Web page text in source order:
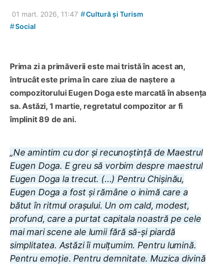
01 mart. 2026, 11:47 #Cultură și Turism
#Social
Prima zi a primăverii este mai tristă în acest an,
întrucât este prima în care ziua de naștere a
compozitorului Eugen Doga este marcată în absența
sa. Astăzi, 1 martie, regretatul compozitor ar fi
împlinit 89 de ani.
„Ne amintim cu dor și recunoștință de Maestrul
Eugen Doga. E greu să vorbim despre maestrul
Eugen Doga la trecut. (...) Pentru Chișinău,
Eugen Doga a fost și rămâne o inimă care a
bătut în ritmul orașului. Un om cald, modest,
profund, care a purtat capitala noastră pe cele
mai mari scene ale lumii fără să-și piardă
simplitatea. Astăzi îi mulțumim. Pentru lumină.
Pentru emoție. Pentru demnitate. Muzica divină